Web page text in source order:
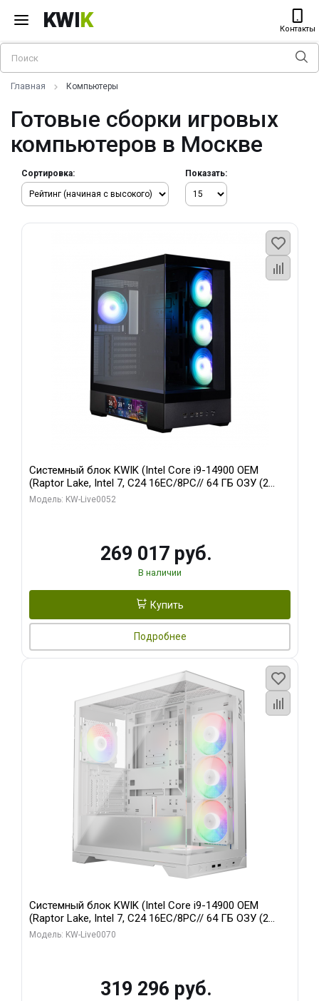
KWIK Контакты
Главная Компьютеры
Готовые сборки игровых
компьютеров в Москве
Сортировка: Показать:
Системный блок KWIK (Intel Core i9-14900 OEM
(Raptor Lake, Intel 7, C24 16EC/8PC// 64 ГБ ОЗУ (2
модуля)/ Palit RTX5080 GAMINGPRO OC 16GB GDDR7
Модель: KW-Live0052
269 017 руб.
В наличии
Купить
Подробнее
Системный блок KWIK (Intel Core i9-14900 OEM
(Raptor Lake, Intel 7, C24 16EC/8PC// 64 ГБ ОЗУ (2
модуля)/ Gigabyte RTX5080 XTREME WATERFORCE
Модель: KW-Live0070
319 296 руб.